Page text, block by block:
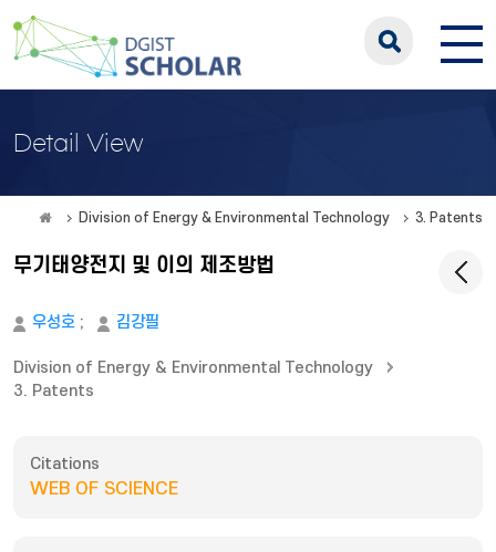
Detail View
Division of Energy & Environmental Technology 3. Patents
무기태양전지 및 이의 제조방법
우성호 ; 김강필
Division of Energy & Environmental Technology
3. Patents
Citations
WEB OF SCIENCE